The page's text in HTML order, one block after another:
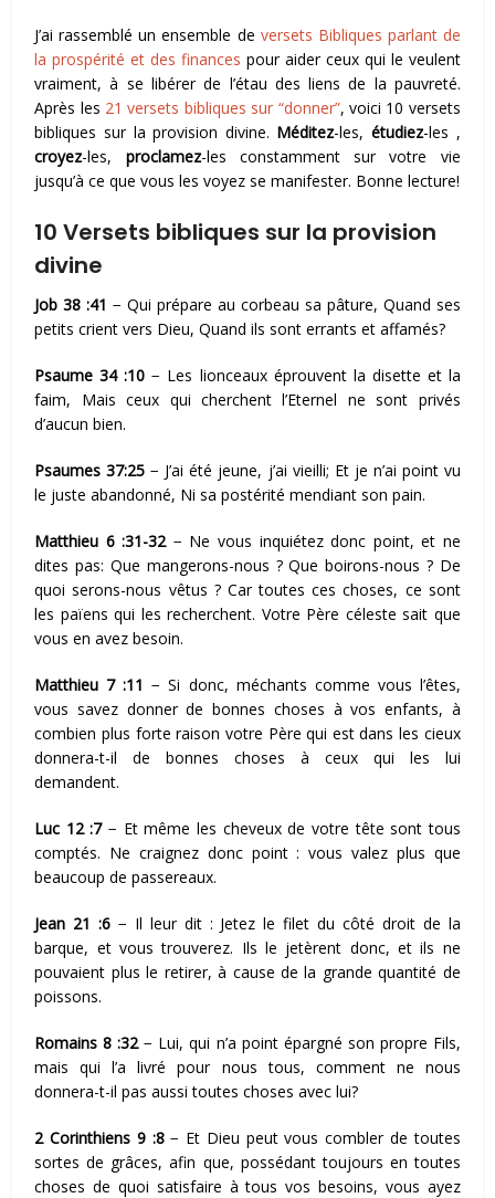
J’ai rassemblé un ensemble de versets Bibliques parlant de
la prospérité et des finances pour aider ceux qui le veulent
vraiment, à se libérer de l’étau des liens de la pauvreté.
Après les 21 versets bibliques sur “donner”, voici 10 versets
bibliques sur la provision divine. Méditez-les, étudiez-les ,
croyez-les, proclamez-les constamment sur votre vie
jusqu’à ce que vous les voyez se manifester. Bonne lecture!
10 Versets bibliques sur la provision
divine
Job 38 :41 − Qui prépare au corbeau sa pâture, Quand ses
petits crient vers Dieu, Quand ils sont errants et affamés?
Psaume 34 :10 − Les lionceaux éprouvent la disette et la
faim, Mais ceux qui cherchent l’Eternel ne sont privés
d’aucun bien.
Psaumes 37:25 − J’ai été jeune, j’ai vieilli; Et je n’ai point vu
le juste abandonné, Ni sa postérité mendiant son pain.
Matthieu 6 :31-32− Ne vous inquiétez donc point, et ne
dites pas: Que mangerons-nous ? Que boirons-nous ? De
quoi serons-nous vêtus ? Car toutes ces choses, ce sont
les païens qui les recherchent. Votre Père céleste sait que
vous en avez besoin.
Matthieu 7 :11 − Si donc, méchants comme vous l’êtes,
vous savez donner de bonnes choses à vos enfants, à
combien plus forte raison votre Père qui est dans les cieux
donnera-t-il de bonnes choses à ceux qui les lui
demandent.
Luc 12 :7− Et même les cheveux de votre tête sont tous
comptés. Ne craignez donc point : vous valez plus que
beaucoup de passereaux.
Jean 21 :6 − Il leur dit : Jetez le filet du côté droit de la
barque, et vous trouverez. Ils le jetèrent donc, et ils ne
pouvaient plus le retirer, à cause de la grande quantité de
poissons.
Romains 8 :32− Lui, qui n’a point épargné son propre Fils,
mais qui l’a livré pour nous tous, comment ne nous
donnera-t-il pas aussi toutes choses avec lui?
2 Corinthiens 9 :8− Et Dieu peut vous combler de toutes
sortes de grâces, afin que, possédant toujours en toutes
choses de quoi satisfaire à tous vos besoins, vous ayez